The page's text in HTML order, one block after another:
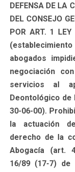
DEFENSA DE LA
DEL CONSEJO
POR ART. 1 LEY
abogados
negociación
servicios al
Deontológico de
30-06-00).
la actuación
derecho de la
Abogacía (art.
16/89 (17-7) de